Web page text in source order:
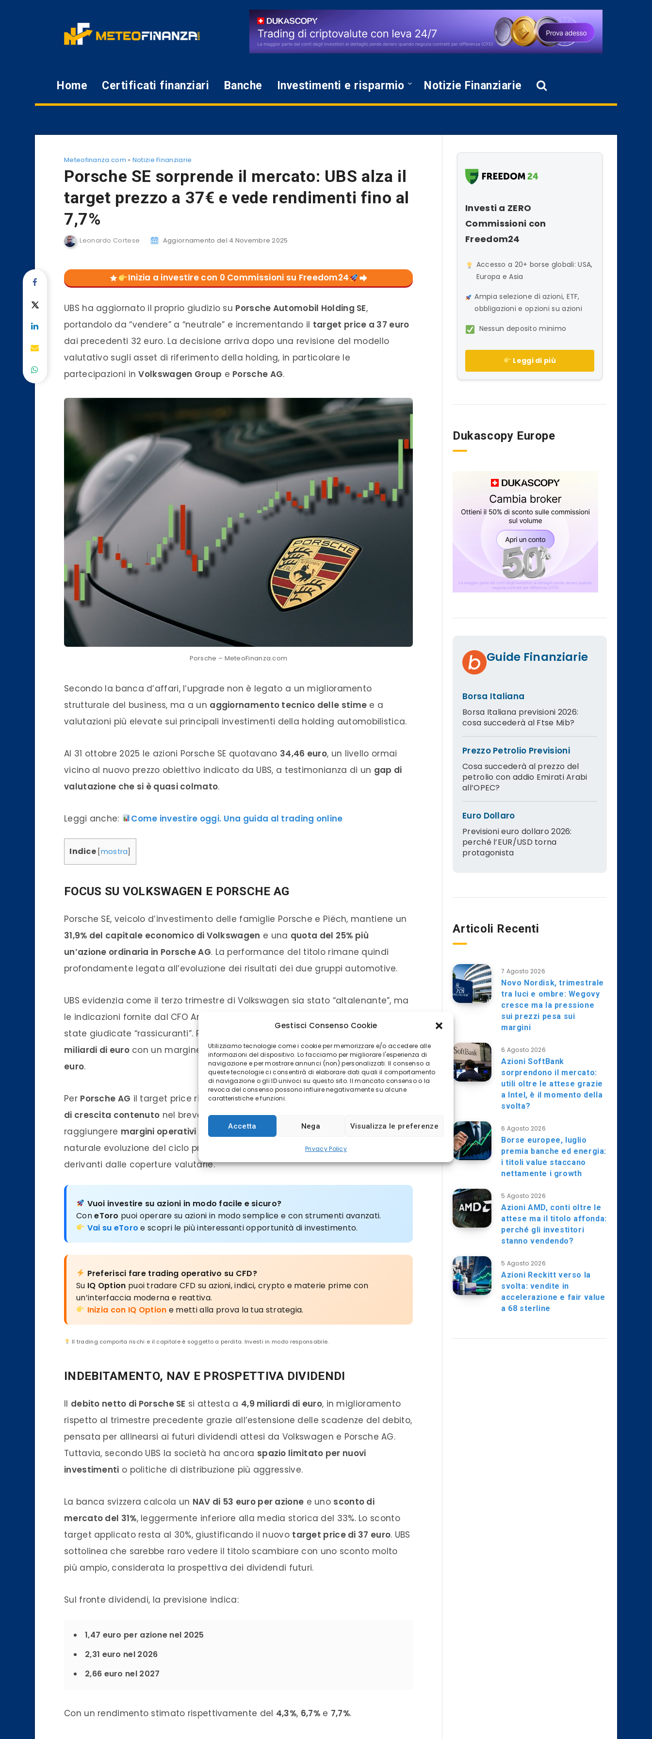
Gestisci Consenso Cookie
Utilizziamo tecnologie come i cookie per memorizzare e/o accedere alle
informazioni del dispositivo. Lo facciamo per migliorare l'esperienza di
navigazione e per mostrare annunci (non) personalizzati. Il consenso a
queste tecnologie ci consentirà di elaborare dati quali il comportamento
di navigazione o gli ID univoci su questo sito. Il mancato consenso o la
revoca del consenso possono influire negativamente su alcune
caratteristiche e funzioni.
Accetta Nega Visualizza le preferenze
Privacy Policy
Home Certificati finanziari Banche Investimenti e risparmio Notizie Finanziarie
Meteofinanza.com » Notizie Finanziarie
Porsche SE sorprende il mercato: UBS alza il
target prezzo a 37€ e vede rendimenti fino al
7,7%
Leonardo Cortese Aggiornamento del 4 Novembre 2025
Inizia a investire con 0 Commissioni su Freedom24
UBS ha aggiornato il proprio giudizio su Porsche Automobil Holding SE,
portandolo da “vendere” a “neutrale” e incrementando il target price a 37 euro
dai precedenti 32 euro. La decisione arriva dopo una revisione del modello
valutativo sugli asset di riferimento della holding, in particolare le
partecipazioni inVolkswagen Group e Porsche AG.
Porsche – MeteoFinanza.com
Secondo la banca d’affari, l’upgrade non è legato a un miglioramento
strutturale del business, ma a un aggiornamento tecnico delle stime e a
valutazioni più elevate sui principali investimenti della holding automobilistica.
Al 31 ottobre 2025 le azioni Porsche SE quotavano 34,46 euro, un livello ormai
vicino al nuovo prezzo obiettivo indicato da UBS, a testimonianza di un gap di
valutazione che si è quasi colmato.
Leggi anche: Come investire oggi. Una guida al trading online
Indice [mostra]
FOCUS SU VOLKSWAGEN E PORSCHE AG
Porsche SE, veicolo d’investimento delle famiglie Porsche e Piëch, mantiene un
31,9% del capitale economico di Volkswagen e una quota del 25% più
un’azione ordinaria in Porsche AG. La performance del titolo rimane quindi
profondamente legata all’evoluzione dei risultati dei due gruppi automotive.
UBS evidenzia come il terzo trimestre di Volkswagen sia stato “altalenante”, ma
le indicazioni fornite dal CFO Arno Antlitz su redditività e flussi di cassa sono
state giudicate “rassicuranti”. Per il 2026 viene stimato un
miliardi di eurocon un margine del5,1%e unfree cash flow di 3,2 miliardi di
euro.
Per Porsche AG il target price rimane a46 euro, ma UBS segnala un
di crescita contenuto nel breve periodo, citando la scarsa probabilità di
raggiungere margini operativi a doppia cifra prima del 2028
a causa della
naturale evoluzione del ciclo prodotto e della graduale fine dei vantaggi
derivanti dalle coperture valutarie.
Vuoi investire su azioni in modo facile e sicuro?
ConeToro puoi operare su azioni in modo semplice e con strumenti avanzati.
Vai su eToro e scopri le più interessanti opportunità di investimento.
Preferisci fare trading operativo su CFD?
Su IQ Option puoi tradare CFD su azioni, indici, crypto e materie prime con
un’interfaccia moderna e reattiva.
Inizia con IQ Option e metti alla prova la tua strategia.
Il trading comporta rischi e il capitale è soggetto a perdita. Investi in modo responsabile.
INDEBITAMENTO, NAV E PROSPETTIVA DIVIDENDI
Il debito netto di Porsche SE si attesta a 4,9 miliardi di euro, in miglioramento
rispetto al trimestre precedente grazie all’estensione delle scadenze del debito,
pensata per allinearsi ai futuri dividendi attesi da Volkswagen e Porsche AG.
Tuttavia, secondo UBS la società ha ancora spazio limitato per nuovi
investimenti o politiche di distribuzione più aggressive.
La banca svizzera calcola un NAV di 53 euro per azione e uno sconto di
mercato del 31%, leggermente inferiore alla media storica del 33%. Lo sconto
target applicato resta al 30%, giustificando il nuovo target price di 37 euro. UBS
sottolinea che sarebbe raro vedere il titolo scambiare con uno sconto molto
più ampio, considerata la prospettiva dei dividendi futuri.
Sul fronte dividendi, la previsione indica:
1,47 euro per azione nel 2025
2,31 euro nel 2026
2,66 euro nel 2027
Con un rendimento stimato rispettivamente del 4,3%, 6,7%e 7,7%.
Investi a ZERO
Commissioni con
Freedom24
Accesso a 20+ borse globali: USA,
Europa e Asia
Ampia selezione di azioni, ETF,
obbligazioni e opzioni su azioni
Nessun deposito minimo
Leggi di più
Dukascopy Europe
Guide Finanziarie
Borsa Italiana
Borsa Italiana previsioni 2026:
cosa succederà al Ftse Mib?
Prezzo Petrolio Previsioni
Cosa succederà al prezzo del
petrolio con addio Emirati Arabi
all’OPEC?
Euro Dollaro
Previsioni euro dollaro 2026:
perché l’EUR/USD torna
protagonista
Articoli Recenti
7 Agosto 2026
Novo Nordisk, trimestrale
tra luci e ombre: Wegovy
cresce ma la pressione
sui prezzi pesa sui
margini
6 Agosto 2026
Azioni SoftBank
sorprendono il mercato:
utili oltre le attese grazie
a Intel, è il momento della
svolta?
6 Agosto 2026
Borse europee, luglio
premia banche ed energia:
i titoli value staccano
nettamente i growth
5 Agosto 2026
Azioni AMD, conti oltre le
attese ma il titolo affonda:
perché gli investitori
stanno vendendo?
5 Agosto 2026
Azioni Reckitt verso la
svolta: vendite in
accelerazione e fair value
a 68 sterline